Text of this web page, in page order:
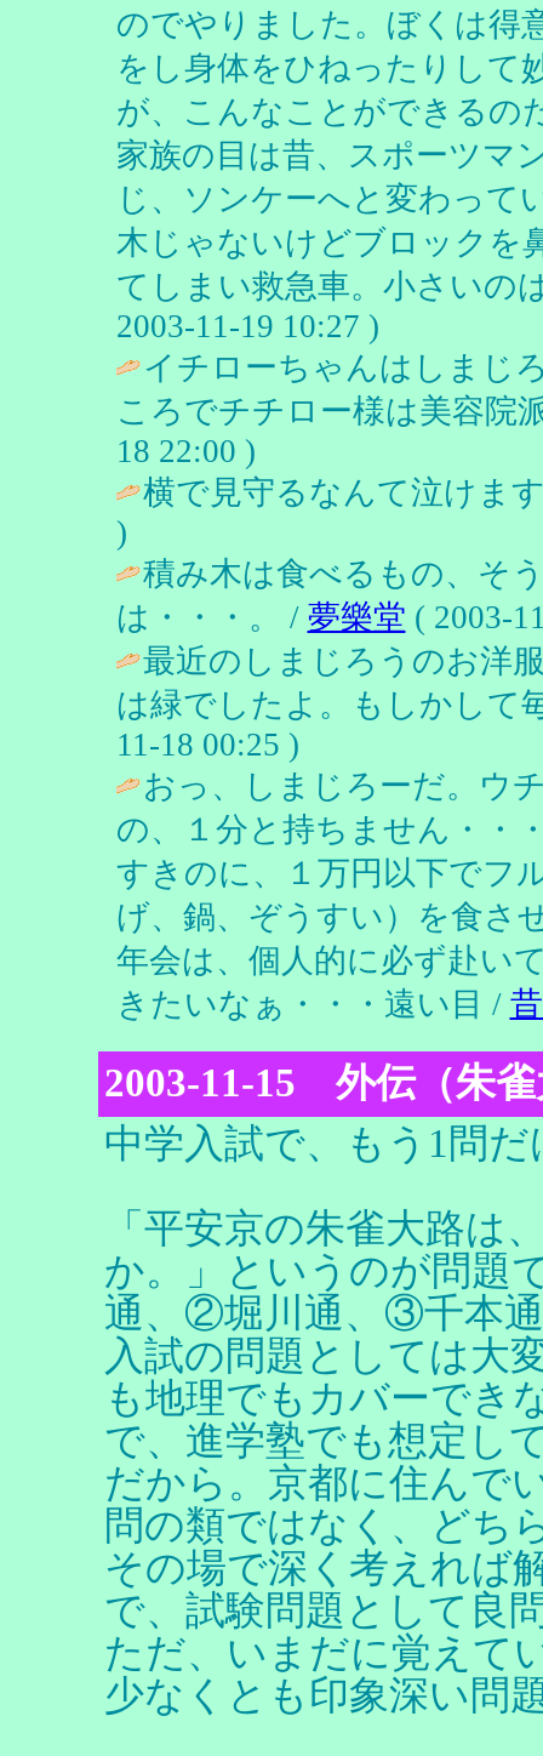
のでやりました。ぼくは得
をし身体をひねったりして
が、こんなことができるの
家族の目は昔、スポーツマ
じ、ソンケーへと変わって
木じゃないけどブロックを
てしまい救急車。小さいの
2003-11-19 10:27 )
イチローちゃんはしまじ
ころでチチロー様は美容院
18 22:00 )
横で見守るなんて泣けま
)
積み木は食べるもの、そ
は・・・。 / 夢樂堂 ( 2003-
最近のしまじろうのお洋
は緑でしたよ。もしかして
11-18 00:25 )
おっ、しまじろーだ。ウ
の、１分と持ちません・・
すきのに、１万円以下でフ
げ、鍋、ぞうすい）を食さ
年会は、個人的に必ず赴い
きたいなぁ・・・遠い目 /
2003-11-15 外伝（朱
中学入試で、もう1問
「平安京の朱雀大路は
か。」というのが問題
通、②堀川通、③千本
入試の問題としては大
も地理でもカバーでき
で、進学塾でも想定し
だから。京都に住んで
問の類ではなく、どち
その場で深く考えれば
で、試験問題として良
ただ、いまだに覚えて
少なくとも印象深い問